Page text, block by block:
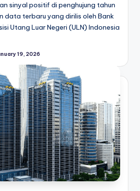
sinyal positif di penghujung tahun
data terbaru yang dirilis oleh Bank
Utang Luar Negeri (ULN) Indonesia
19, 2026